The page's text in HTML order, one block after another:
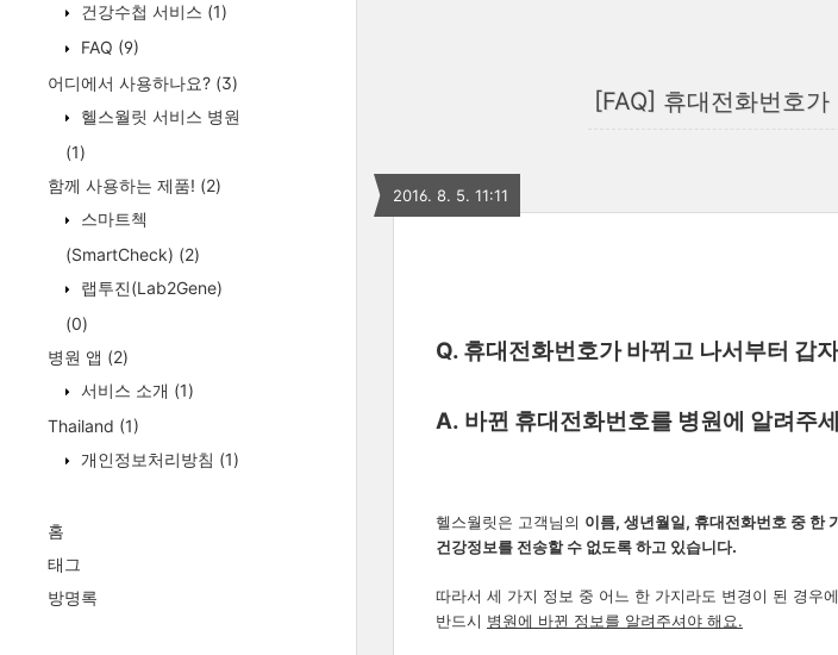
건강수첩 서비스 (1)
FAQ (9)
어디에서 사용하나요? (3)
헬스월릿 서비스 병원
(1)
함께 사용하는 제품! (2)
스마트첵
(SmartCheck) (2)
랩투진(Lab2Gene)
(0)
병원 앱 (2)
서비스 소개 (1)
Thailand (1)
개인정보처리방침 (1)
홈
태그
방명록
[FAQ] 휴대전화번호
2016. 8. 5. 11:11
Q. 휴대전화번호가 바뀌고 나서부터 갑
A. 바뀐 휴대전화번호를 병원에 알려주
헬스월릿은 고객님의 이름, 생년월일, 휴대전화번호 중 한
건강정보를 전송할 수 없도록 하고 있습니다.
따라서 세 가지 정보 중 어느 한 가지라도 변경이 된 경우
반드시 병원에 바뀐 정보를 알려주셔야 해요.